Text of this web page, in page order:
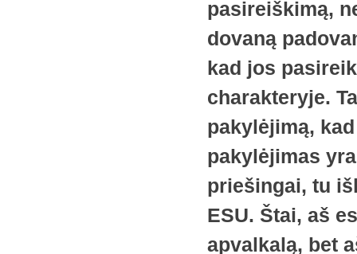
pasireiškimą,
dovaną
kad jos
charakteryje.
pakylėjimą,
pakylėjimas
priešingai, tu
ESU. Štai, aš
apvalkalą, bet